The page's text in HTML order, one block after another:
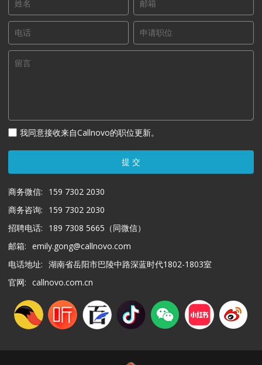
我同意接收来自Callnovo的职位更新。
提 交
商务微信:
159 7302 2030
商务咨询:
159 7302 2030
招聘电话:
189 7308 5665（同微信）
邮箱: emily.gong@callnovo.com
电话地址: 湖南省岳阳市巴陵中路深蓝时代1802-1803室
官网: callnovo.com.cn